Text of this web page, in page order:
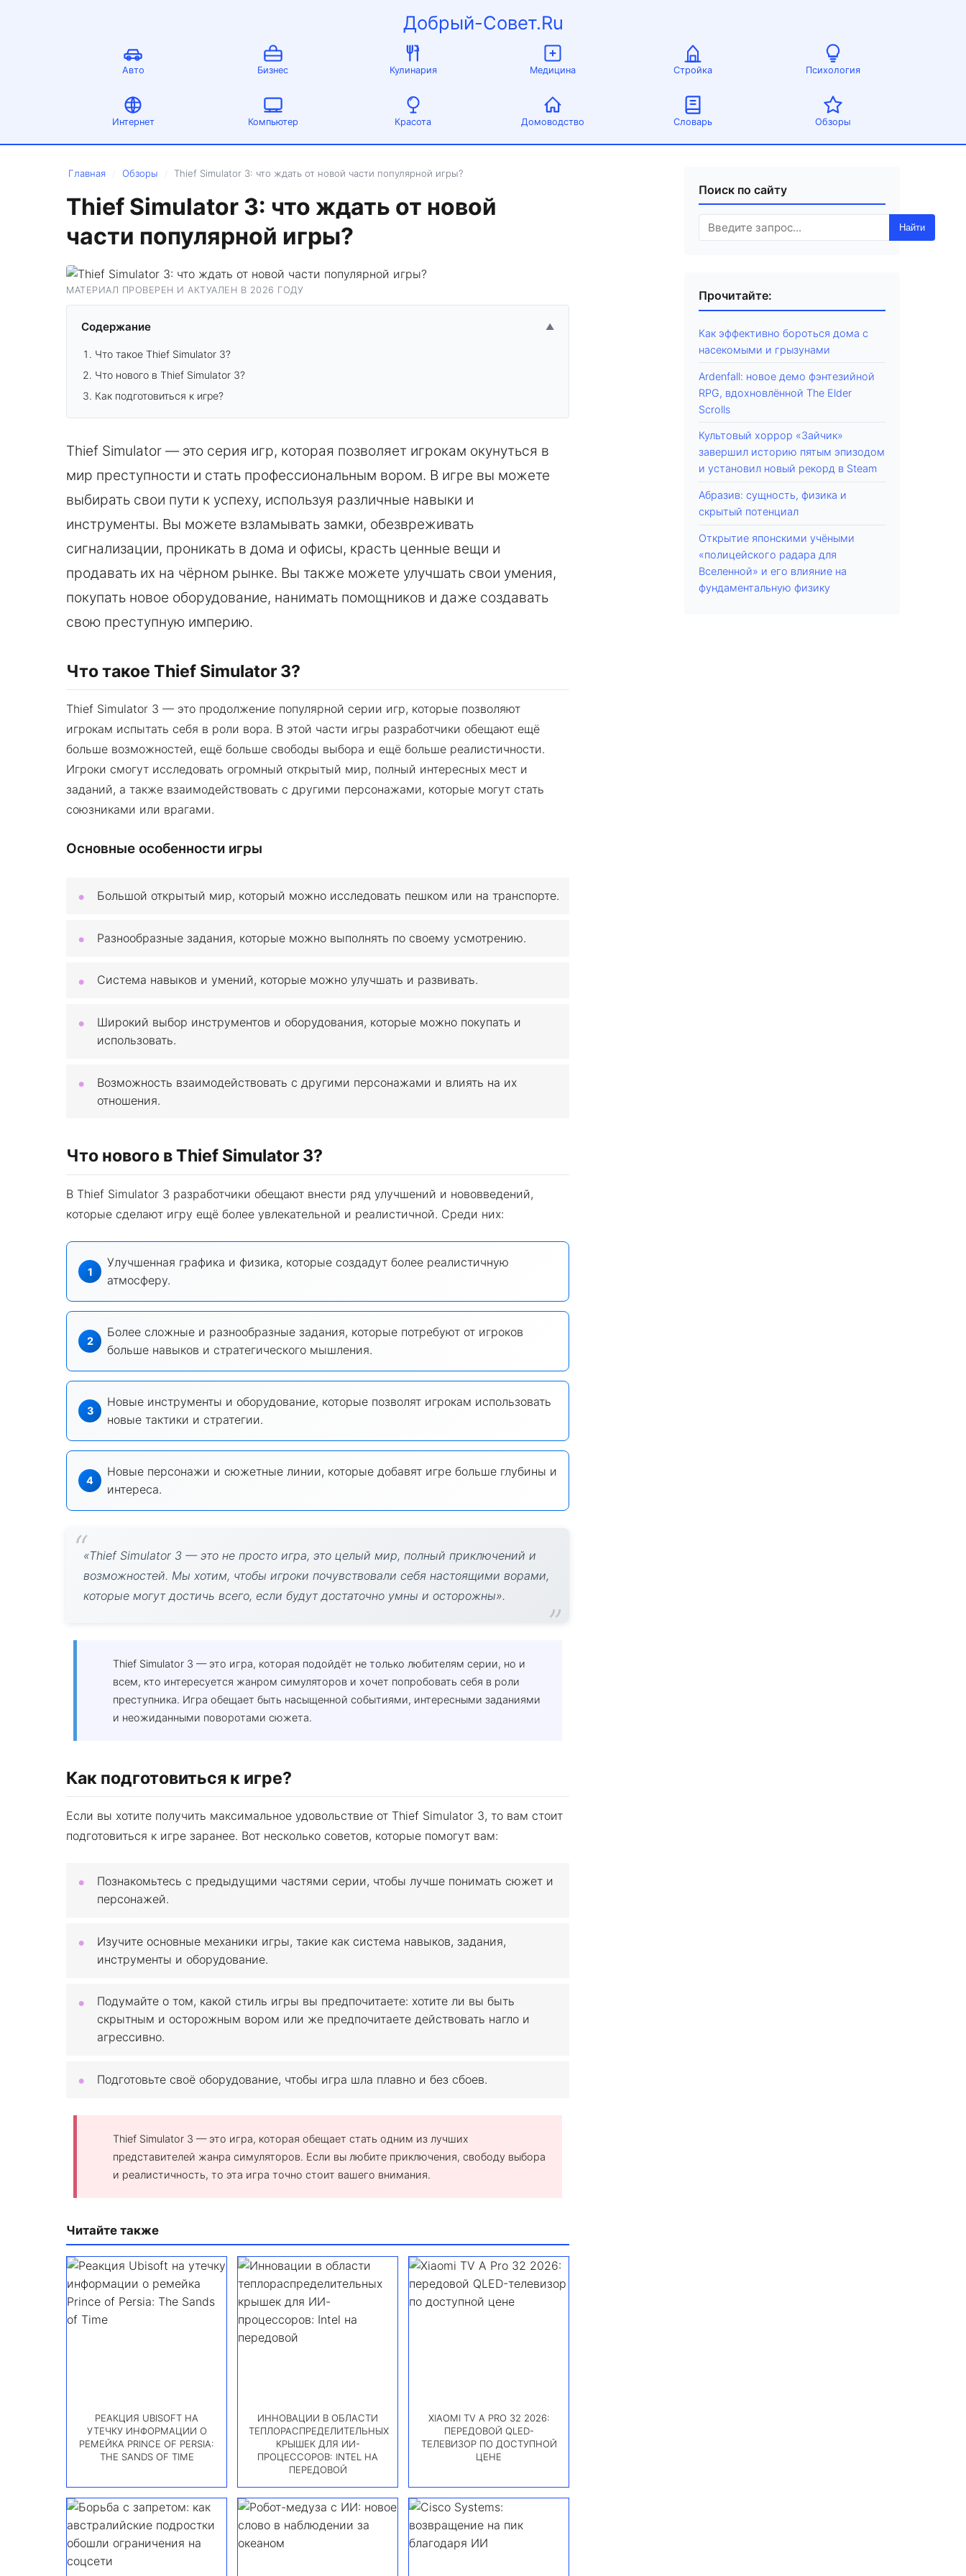
Добрый-Совет.Ru
Авто Бизнес Кулинария Медицина Стройка Психология
Интернет Компьютер Красота Домоводство Словарь Обзоры
Главная Обзоры Thief Simulator 3: что ждать от новой части популярной игры?
Thief Simulator 3: что ждать от новой
части популярной игры?
МАТЕРИАЛ ПРОВЕРЕН И АКТУАЛЕН В 2026 ГОДУ
Содержание ▲
Что такое Thief Simulator 3?
Что нового в Thief Simulator 3?
Как подготовиться к игре?
Thief Simulator — это серия игр, которая позволяет игрокам окунуться в
мир преступности и стать профессиональным вором. В игре вы можете
выбирать свои пути к успеху, используя различные навыки и
инструменты. Вы можете взламывать замки, обезвреживать
сигнализации, проникать в дома и офисы, красть ценные вещи и
продавать их на чёрном рынке. Вы также можете улучшать свои умения,
покупать новое оборудование, нанимать помощников и даже создавать
свою преступную империю.
Что такое Thief Simulator 3?
Thief Simulator 3 — это продолжение популярной серии игр, которые позволяют
игрокам испытать себя в роли вора. В этой части игры разработчики обещают ещё
больше возможностей, ещё больше свободы выбора и ещё больше реалистичности.
Игроки смогут исследовать огромный открытый мир, полный интересных мест и
заданий, а также взаимодействовать с другими персонажами, которые могут стать
союзниками или врагами.
Основные особенности игры
Большой открытый мир, который можно исследовать пешком или на транспорте.
Разнообразные задания, которые можно выполнять по своему усмотрению.
Система навыков и умений, которые можно улучшать и развивать.
Широкий выбор инструментов и оборудования, которые можно покупать и
использовать.
Возможность взаимодействовать с другими персонажами и влиять на их
отношения.
Что нового в Thief Simulator 3?
В Thief Simulator 3 разработчики обещают внести ряд улучшений и нововведений,
которые сделают игру ещё более увлекательной и реалистичной. Среди них:
Улучшенная графика и физика, которые создадут более реалистичную
атмосферу.
Более сложные и разнообразные задания, которые потребуют от игроков
больше навыков и стратегического мышления.
Новые инструменты и оборудование, которые позволят игрокам использовать
новые тактики и стратегии.
Новые персонажи и сюжетные линии, которые добавят игре больше глубины и
интереса.
«Thief Simulator 3 — это не просто игра, это целый мир, полный приключений и
возможностей. Мы хотим, чтобы игроки почувствовали себя настоящими ворами,
которые могут достичь всего, если будут достаточно умны и осторожны».
Thief Simulator 3 — это игра, которая подойдёт не только любителям серии, но и
всем, кто интересуется жанром симуляторов и хочет попробовать себя в роли
преступника. Игра обещает быть насыщенной событиями, интересными заданиями
и неожиданными поворотами сюжета.
Как подготовиться к игре?
Если вы хотите получить максимальное удовольствие от Thief Simulator 3, то вам стоит
подготовиться к игре заранее. Вот несколько советов, которые помогут вам:
Познакомьтесь с предыдущими частями серии, чтобы лучше понимать сюжет и
персонажей.
Изучите основные механики игры, такие как система навыков, задания,
инструменты и оборудование.
Подумайте о том, какой стиль игры вы предпочитаете: хотите ли вы быть
скрытным и осторожным вором или же предпочитаете действовать нагло и
агрессивно.
Подготовьте своё оборудование, чтобы игра шла плавно и без сбоев.
Thief Simulator 3 — это игра, которая обещает стать одним из лучших
представителей жанра симуляторов. Если вы любите приключения, свободу выбора
и реалистичность, то эта игра точно стоит вашего внимания.
Читайте также
РЕАКЦИЯ UBISOFT НА
УТЕЧКУ ИНФОРМАЦИИ О
РЕМЕЙКА PRINCE OF PERSIA:
THE SANDS OF TIME
ИННОВАЦИИ В ОБЛАСТИ
ТЕПЛОРАСПРЕДЕЛИТЕЛЬНЫХ
КРЫШЕК ДЛЯ ИИ-
ПРОЦЕССОРОВ: INTEL НА
ПЕРЕДОВОЙ
XIAOMI TV A PRO 32 2026:
ПЕРЕДОВОЙ QLED-
ТЕЛЕВИЗОР ПО ДОСТУПНОЙ
ЦЕНЕ
Поиск по сайту
Найти
Прочитайте:
Как эффективно бороться дома с
насекомыми и грызунами
Ardenfall: новое демо фэнтезийной
RPG, вдохновлённой The Elder
Scrolls
Культовый хоррор «Зайчик»
завершил историю пятым эпизодом
и установил новый рекорд в Steam
Абразив: сущность, физика и
скрытый потенциал
Открытие японскими учёными
«полицейского радара для
Вселенной» и его влияние на
фундаментальную физику